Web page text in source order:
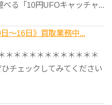
べる「10円UFOキャッチャ...
日～16日》買取業務中...
＊＊＊＊＊＊＊＊＊＊＊
チェックしてみてください